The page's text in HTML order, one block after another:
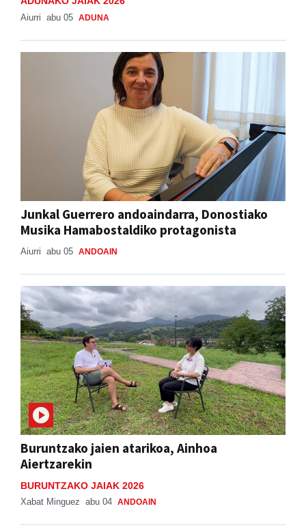
Aiurri abu 05 ADUNA
Junkal Guerrero andoaindarra, Donostiako
Musika Hamabostaldiko protagonista
Aiurri abu 05 ANDOAIN
Buruntzako jaien atarikoa, Ainhoa
Aiertzarekin
BURUNTZAKO JAIAK 2026
Xabat Minguez abu 04 ANDOAIN